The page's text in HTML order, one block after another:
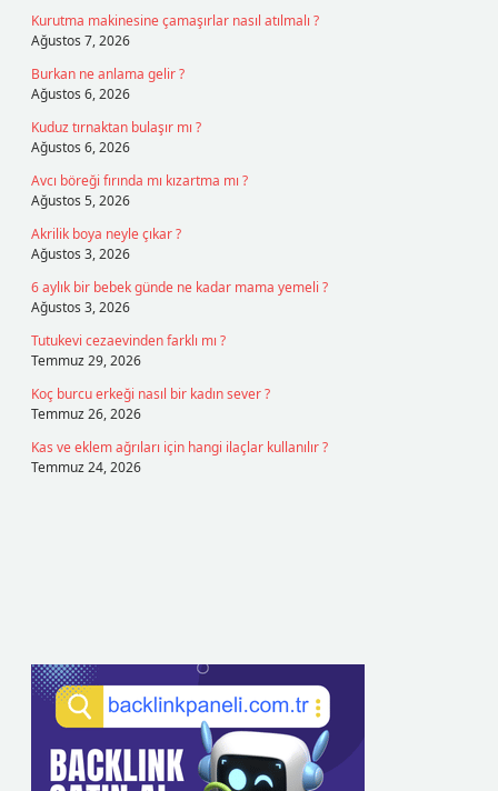
Kurutma makinesine çamaşırlar nasıl atılmalı ?
Ağustos 7, 2026
Burkan ne anlama gelir ?
Ağustos 6, 2026
Kuduz tırnaktan bulaşır mı ?
Ağustos 6, 2026
Avcı böreği fırında mı kızartma mı ?
Ağustos 5, 2026
Akrilik boya neyle çıkar ?
Ağustos 3, 2026
6 aylık bir bebek günde ne kadar mama yemeli ?
Ağustos 3, 2026
Tutukevi cezaevinden farklı mı ?
Temmuz 29, 2026
Koç burcu erkeği nasıl bir kadın sever ?
Temmuz 26, 2026
Kas ve eklem ağrıları için hangi ilaçlar kullanılır ?
Temmuz 24, 2026